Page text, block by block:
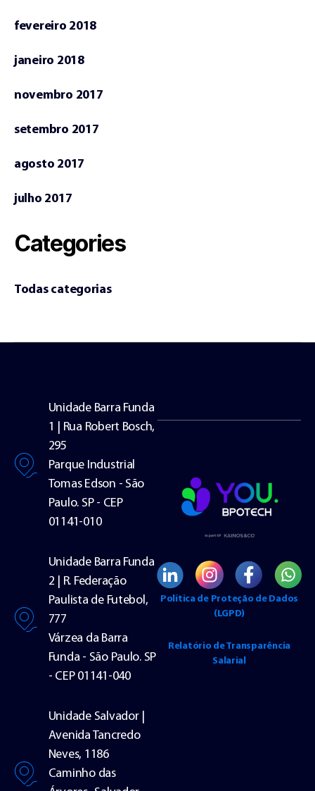
fevereiro 2018
janeiro 2018
novembro 2017
setembro 2017
agosto 2017
julho 2017
Categories
Todas categorias
Unidade Barra Funda
1 | Rua Robert Bosch,
295
Parque Industrial
Tomas Edson - São
Paulo. SP - CEP
01141-010
Unidade Barra Funda
2 | R. Federação
Paulista de Futebol,
777
Várzea da Barra
Funda - São Paulo. SP
- CEP 01141-040
Unidade Salvador |
Avenida Tancredo
Neves, 1186
Caminho das
Política de Proteção de Dados
(LGPD)
Relatório de Transparência
Salarial